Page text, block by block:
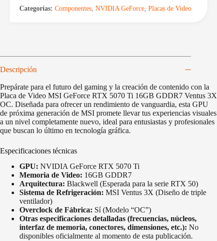
Categorías: Componentes NVIDIA GeForce Placas de Video
Descripción
Prepárate para el futuro del gaming y la creación de contenido con la
Placa de Video MSI GeForce RTX 5070 Ti 16GB GDDR7 Ventus 3X
OC. Diseñada para ofrecer un rendimiento de vanguardia, esta GPU
de próxima generación de MSI promete llevar tus experiencias visuales
a un nivel completamente nuevo, ideal para entusiastas y profesionales
que buscan lo último en tecnología gráfica.
Especificaciones técnicas
GPU: NVIDIA GeForce RTX 5070 Ti
Memoria de Video: 16GB GDDR7
Arquitectura: Blackwell (Esperada para la serie RTX 50)
Sistema de Refrigeración: MSI Ventus 3X (Diseño de triple
ventilador)
Overclock de Fábrica: Sí (Modelo “OC”)
Otras especificaciones detalladas (frecuencias, núcleos,
interfaz de memoria, conectores, dimensiones, etc.): No
disponibles oficialmente al momento de esta publicación.